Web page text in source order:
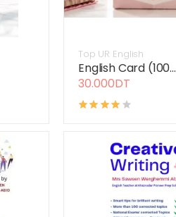
Top UR English
English Card (100...
30.000DT